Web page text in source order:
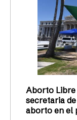
Aborto Libre
secretaria
aborto en el